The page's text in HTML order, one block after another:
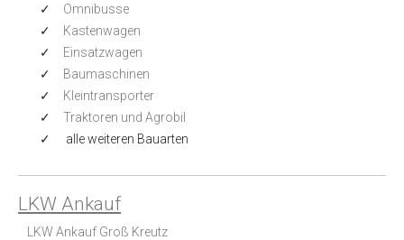
Omnibusse
Kastenwagen
Einsatzwagen
Baumaschinen
Kleintransporter
Traktoren und Agrobil
alle weiteren Bauarten
LKW Ankauf
LKW Ankauf Groß Kreutz